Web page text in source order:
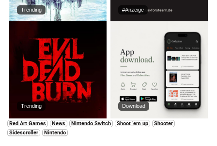
Trending #Anzeige
Trending Download
Red Art Games News Nintendo Switch Shoot ’em up
Shooter
Sidescroller
Nintendo